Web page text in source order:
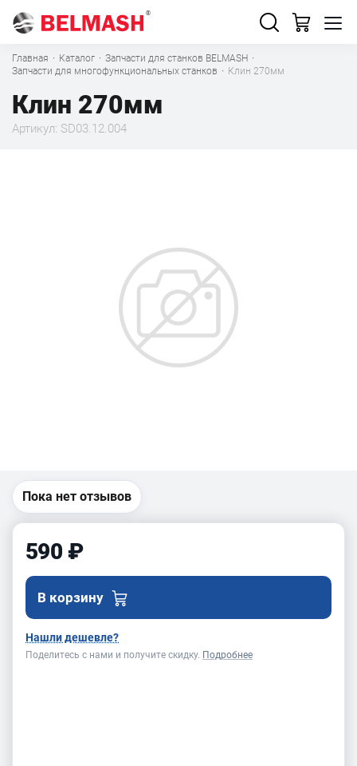
Главная · Каталог · Запчасти для станков BELMASH ·
Запчасти для многофункциональных станков · Клин 270мм
Клин 270мм
Артикул: SD03.12.004
Пока нет отзывов
590 ₽
В корзину
Нашли дешевле?
Поделитесь с нами и получите скидку. Подробнее